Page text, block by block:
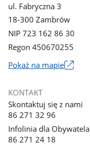
ul. Fabryczna 3
18-300 Zambrów
NIP 723 162 86 30
Regon 450670255
Pokaż na mapieLink
nowym
KONTAKT
Skontaktuj się z nami
86 271 32 96
Infolinia dla Obywatela
86 271 24 18